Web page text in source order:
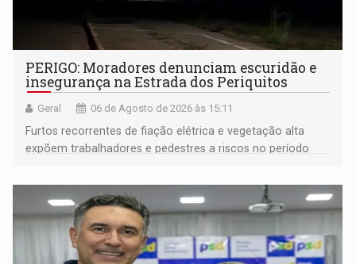
PERIGO: Moradores denunciam escuridão e
insegurança na Estrada dos Periquitos
Geral 06 de Agosto de 2026 às 15:11
Furtos recorrentes de fiação elétrica e vegetação alta
expõem trabalhadores e pedestres a riscos no período